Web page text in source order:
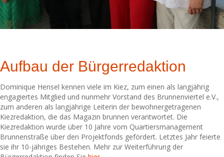
Aufbau der Bürgerredaktion
Dominique Hensel kennen viele im Kiez, zum einen als langjährig
engagiertes Mitglied und nunmehr Vorstand des Brunnenviertel e.V.,
zum anderen als langjährige Leiterin der bewohnergetragenen
Kiezredaktion, die das Magazin brunnen verantwortet. Die
Kiezredaktion wurde über 10 Jahre vom Quartiersmanagement
Brunnenstraße über den Projektfonds gefördert. Letztes Jahr feierte
sie ihr 10-jähriges Bestehen. Mehr zur Weiterführung der